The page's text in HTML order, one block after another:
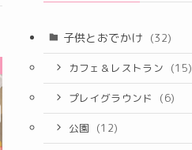
子供とおでかけ (32)
カフェ＆レストラン (15)
プレイグラウンド (6)
公園 (12)